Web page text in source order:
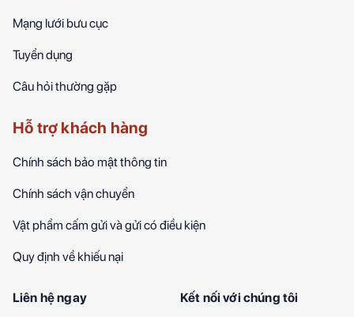
Mạng lưới bưu cục
Tuyển dụng
Câu hỏi thường gặp
Hỗ trợ khách hàng
Chính sách bảo mật thông tin
Chính sách vận chuyển
Vật phẩm cấm gửi và gửi có điều kiện
Quy định về khiếu nại
Liên hệ ngay Kết nối với chúng tôi